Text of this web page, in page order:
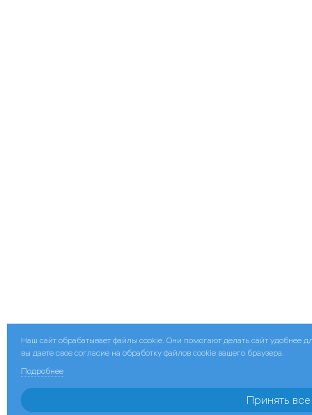
Наш сайт обрабатывает файлы cookie. Они помогают делать сайт удобнее
вы даете свое согласие на обработку файлов cookie вашего браузера.
Подробнее
Принять все